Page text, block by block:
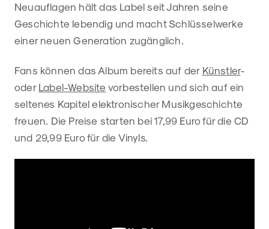
Neuauflagen hält das Label seit Jahren seine
Geschichte lebendig und macht Schlüsselwerke
einer neuen Generation zugänglich.
Fans können das Album bereits auf der Künstler-
oder Label-Website vorbestellen und sich auf ein
seltenes Kapitel elektronischer Musikgeschichte
freuen. Die Preise starten bei 17,99 Euro für die CD
und 29,99 Euro für die Vinyls.